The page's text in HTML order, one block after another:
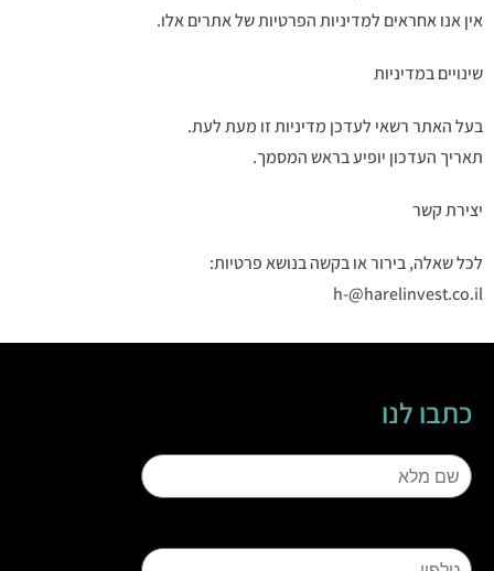
אין אנו אחראים למדיניות הפרטיות של אתרים אלו.
שינויים במדיניות
בעל האתר רשאי לעדכן מדיניות זו מעת לעת.
תאריך העדכון יופיע בראש המסמך.
יצירת קשר
לכל שאלה, בירור או בקשה בנושא פרטיות:
h-@harelinvest.co.il
כתבו לנו